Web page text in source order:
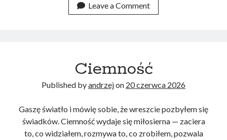
Leave a Comment
Ciemność
Published byandrzejon 20 czerwca 2026
Gaszę światło i mówię sobie, że wreszcie pozbyłem się
świadków. Ciemność wydaje się miłosierna — zaciera
to, co widziałem, rozmywa to, co zrobiłem, pozwala